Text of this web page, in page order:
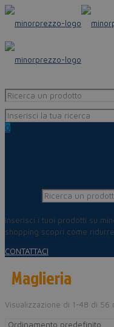
0
Inserisci i tuoi prodotti su
shopping scopri come ridurre
CONTATTACI
Maglieria
Visualizzazione di 1-48 di 56